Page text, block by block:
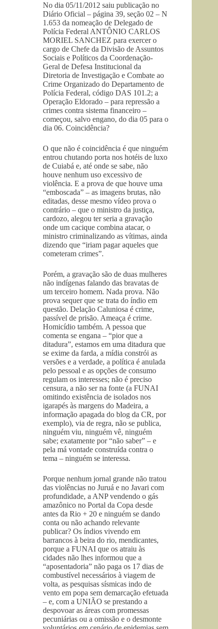
No dia 05/11/2012 saiu publicação no
Diário Oficial – página 39, seção 02 – N
1.653 da nomeação de Delegado de
Polícia Federal ANTÔNIO CARLOS
MORIEL SANCHEZ para exercer o
cargo de Chefe da Divisão de Assuntos
Sociais e Políticos da Coordenação-
Geral de Defesa Institucional da
Diretoria de Investigação e Combate ao
Crime Organizado do Departamento de
Polícia Federal, código DAS 101.2; a
Operação Eldorado – para repressão a
crimes contra sistema financeiro –
começou, salvo engano, do dia 05 para o
dia 06. Coincidência?
O que não é coincidência é que ninguém
entrou chutando porta nos hotéis de luxo
de Cuiabá e, até onde se sabe, não
houve nenhum uso excessivo de
violência. E a prova de que houve uma
“emboscada” – as imagens brutas, não
editadas, desse mesmo vídeo prova o
contrário – que o ministro da justiça,
cardozo, alegou ter seria a gravação
onde um cacique combina atacar, o
ministro criminalizando as vítimas, ainda
dizendo que “iriam pagar aqueles que
cometeram crimes”.
Porém, a gravação são de duas mulheres
não indígenas falando das bravatas de
um terceiro homem. Nada prova. Não
prova sequer que se trata do índio em
questão. Delação Caluniosa é crime,
passível de prisão. Ameaça é crime.
Homicídio também. A pessoa que
comenta se engana – “pior que a
ditadura”, estamos em uma ditadura que
se exime da farda, a mídia constrói as
versões e a verdade, a política é anulada
pelo pessoal e as opções de consumo
regulam os interesses; não é preciso
censura, a não ser na fonte (a FUNAI
omitindo existência de isolados nos
igarapés às margens do Madeira, a
informação apagada do blog da CR, por
exemplo), via de regra, não se publica,
ninguém viu, ninguém vê, ninguém
sabe; exatamente por “não saber” – e
pela má vontade construída contra o
tema – ninguém se interessa.
Porque nenhum jornal grande não tratou
das violências no Juruá e no Javari com
profundidade, a ANP vendendo o gás
amazônico no Portal da Copa desde
antes da Rio + 20 e ninguém se dando
conta ou não achando relevante
publicar? Os índios vivendo em
barrancos à beira do rio, mendicantes,
porque a FUNAI que os atraiu às
cidades não lhes informou que a
“aposentadoria” não paga os 17 dias de
combustível necessários à viagem de
volta, as pesquisas sísmicas indo de
vento em popa sem demarcação efetuada
– e, com a UNIÃO se prestando a
despovoar as áreas com promessas
pecuniárias ou a omissão e o desmonte